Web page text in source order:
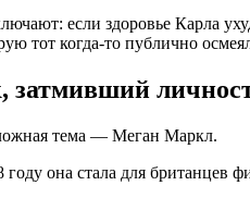
если здоровье Карла
тот когда-то публично
тема — Меган Маркл.
она стала для